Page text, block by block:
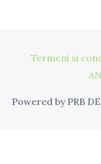
Termeni si
Powered by PRB